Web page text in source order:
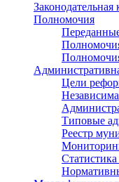
Законодательная
Полномочия
Цели
Типовые
Реестр